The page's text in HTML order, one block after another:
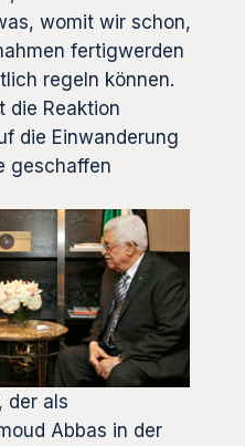
womit wir schon,
fertigwerden
regeln können.
die Reaktion
die Einwanderung
geschaffen
der als
Abbas in der